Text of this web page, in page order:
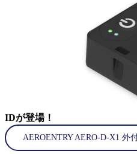
IDが登場！
AEROENTRY AERO-D-X1 外